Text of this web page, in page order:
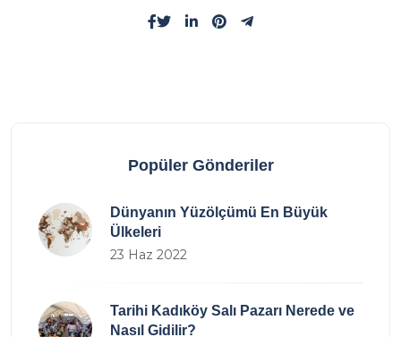
Popüler Gönderiler
Dünyanın Yüzölçümü En Büyük
Ülkeleri
23 Haz 2022
Tarihi Kadıköy Salı Pazarı Nerede ve
Nasıl Gidilir?